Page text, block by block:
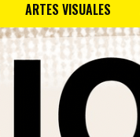
ARTES VISUALES